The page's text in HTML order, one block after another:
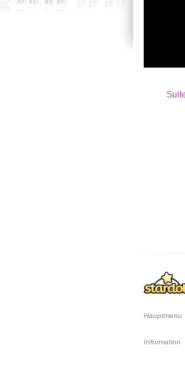
Hauptmenu
Information